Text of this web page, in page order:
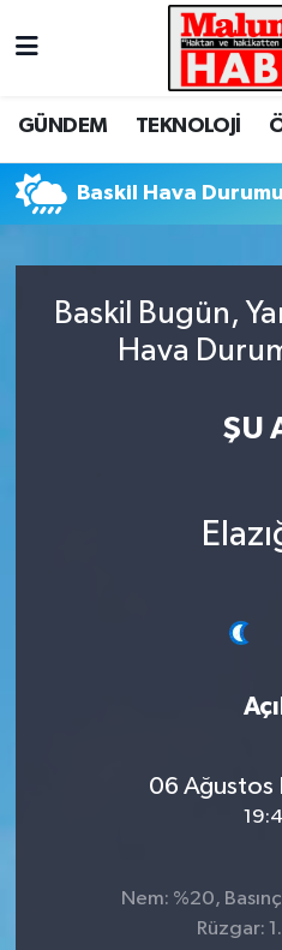
GÜNDEM TEKNOLOJİ
Baskil Hava Durumu
Baskil Bugün,
Hava
ŞU
06 Ağustos
Nem: %20,
Rüzgar:
Nöbetçi Eczaneler
Tüm Manşetler